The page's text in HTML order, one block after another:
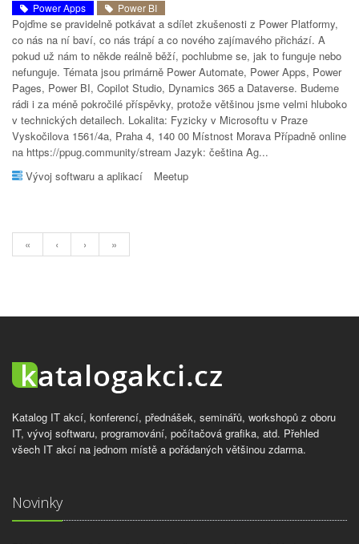
Power Apps Power BI
Pojďme se pravidelně potkávat a sdílet zkušenosti z Power Platformy,
co nás na ní baví, co nás trápí a co nového zajímavého přichází. A
pokud už nám to někde reálně běží, pochlubme se, jak to funguje nebo
nefunguje. Témata jsou primárně Power Automate, Power Apps, Power
Pages, Power BI, Copilot Studio, Dynamics 365 a Dataverse. Budeme
rádi i za méně pokročilé příspěvky, protože většinou jsme velmi hluboko
v technických detailech. Lokalita: Fyzicky v Microsoftu v Praze
Vyskočilova 1561/4a, Praha 4, 140 00 Místnost Morava Případně online
na https://ppug.community/stream Jazyk: čeština Ag...
Vývoj softwaru a aplikací
Meetup
« ‹ › »
Katalog IT akcí, konferencí, přednášek, seminářů, workshopů z oboru
IT, vývoj softwaru, programování, počítačová grafika, atd. Přehled
všech IT akcí na jednom místě a pořádaných většinou zdarma.
Novinky